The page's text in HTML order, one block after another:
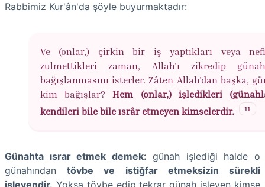
Rabbimiz Kur'ân'da şöyle buyurmaktadır:
Ve (onlar,) çirkin bir iş yaptıkları veya
zulmettikleri zaman, Allah'ı zikredip
bağışlanmasını isterler. Zâten Allah'dan başka,
kim bağışlar?Hem (onlar,) işledikleri
kendileri bile bile ısrâr etmeyen kimselerdir.
11
Günahta ısrar etmek demek: günah işlediği halde o
günahındantövbe ve istiğfar etmeksizin sürekli